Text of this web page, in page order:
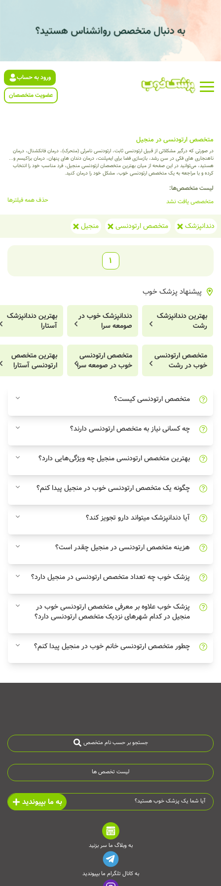
ورود به حساب
عضویت متخصصان
متخصص ارتودنسی در منجیل
در صورتی که درگیر مشکلاتی از قبیل ارتودنسی ثابت، ارتودنسی نامرئی (متحرک)، درمان فانکشنال، درمان
ناهنجاری های فکی در سن رشد، بازسازی فضا برای ایمپلنت، درمان دندان های پنهان، درمان براکیسم و...
هستید، می‌توانید در این صفحه از میان بهترین متخصصان ارتودنسی منجیل، فرد مناسب خود را انتخاب
کرده و با مراجعه به یک متخصص ارتودنسی خوب، مشکل خود را درمان کنید.
لیست متخصص‌ها:
متخصصی یافت نشد
حذف همه فیلترها
دندانپزشک متخصص ارتودنسی منجیل
1
پیشنهاد پزشک خوب
بهترین دندانپزشک
رشت
دندانپزشک خوب در
صومعه سرا
بهترین دندانپزشک
آستارا
متخصص ارتودنسی
خوب در رشت
متخصص ارتودنسی
خوب در صومعه سرا
بهترین متخصص
ارتودنسی آستارا
متخصص ارتودنسی کیست؟
چه کسانی نیاز به متخصص ارتودنسی دارند؟
بهترین متخصص ارتودنسی منجیل چه ویژگی‌هایی دارد؟
چگونه یک متخصص ارتودنسی خوب در منجیل پیدا کنم؟
آیا دندانپزشک میتواند دارو تجویز کند؟
هزینه متخصص ارتودنسی در منجیل چقدر است؟
پزشک خوب چه تعداد متخصص ارتودنسی در منجیل دارد؟
پزشک خوب علاوه بر معرفی متخصص ارتودنسی خوب در
منجیل در کدام شهرهای نزدیک متخصص ارتودنسی دارد؟
چطور متخصص ارتودنسی خانم خوب در منجیل پیدا کنم؟
جستجو بر حسب نام متخصص
لیست تخصص ها
آیا شما یک پزشک خوب هستید؟ به ما بپیوندید
به وبلاگ ما سر بزنید
به کانال تلگرام ما بپیوندید